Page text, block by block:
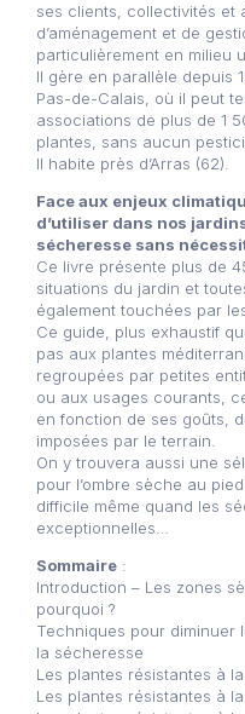
ses clients, collectivités et
d’aménagement et de
particulièrement en milieu
Il gère en parallèle depuis
Pas-de-Calais, où il peut
associations de plus de 1
plantes, sans aucun
Il habite près d’Arras (62).
Face aux enjeux
d’utiliser dans nos
sécheresse sans
Ce livre présente plus de
situations du jardin et
également touchées par
Ce guide, plus exhaustif
pas aux plantes
regroupées par petites
ou aux usages courants,
en fonction de ses goûts,
imposées par le terrain.
On y trouvera aussi une
pour l’ombre sèche au
difficile même quand les
exceptionnelles…
Sommaire :
Introduction – Les zones
pourquoi ?
Techniques pour diminuer
la sécheresse
Les plantes résistantes à
Les plantes résistantes à